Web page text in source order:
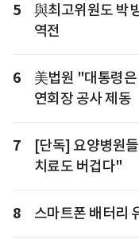
5
與최고위원도 박
역전
6
美법원 "대통령
연회장 공사 제동
7
[단독] 요양병원
치료도 버겁다"
8 스마트폰 배터리